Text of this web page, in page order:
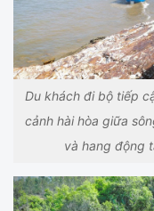
Du khách đi bộ tiếp
cảnh hài hòa giữa
và hang động